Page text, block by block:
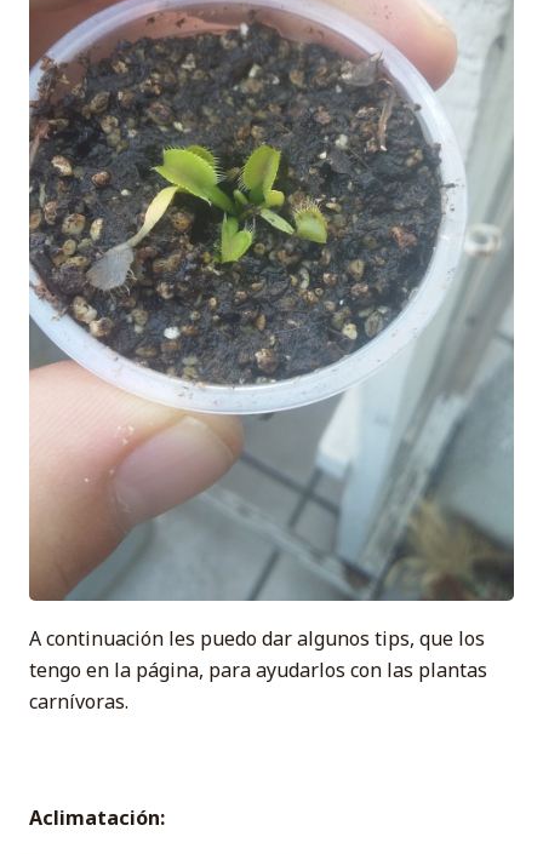
A continuación les puedo dar algunos tips, que los
tengo en la página, para ayudarlos con las plantas
carnívoras.
Aclimatación: